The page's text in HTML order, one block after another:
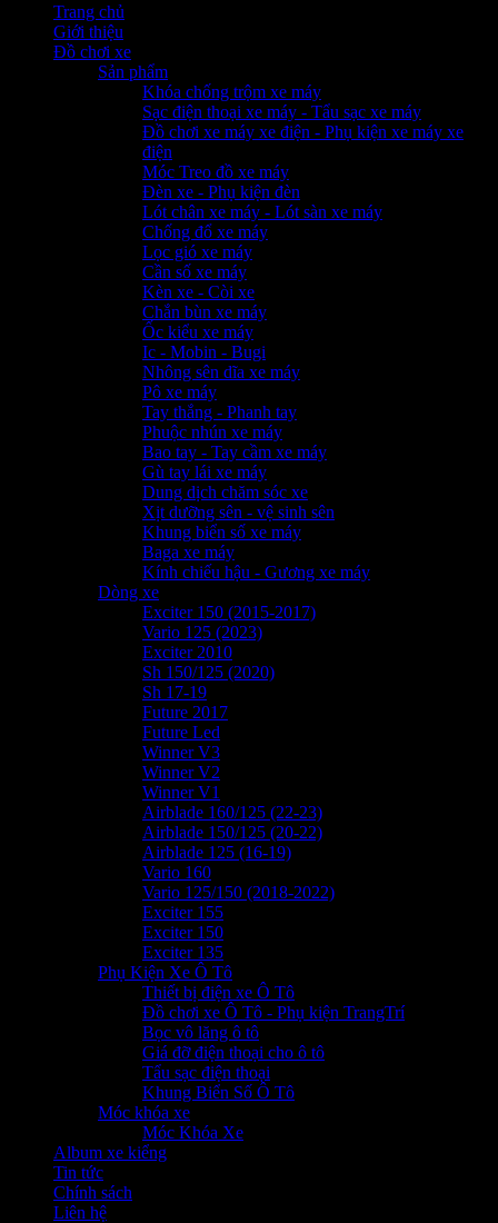
Trang chủ
Giới thiệu
Đồ chơi xe
Sản phẩm
Khóa chống trộm xe máy
Sạc điện thoại xe máy - Tẩu sạc xe máy
Đồ chơi xe máy xe điện - Phụ kiện xe máy xe
điện
Móc Treo đồ xe máy
Đèn xe - Phụ kiện đèn
Lót chân xe máy - Lót sàn xe máy
Chống đổ xe máy
Lọc gió xe máy
Cần số xe máy
Kèn xe - Còi xe
Chắn bùn xe máy
Ốc kiểu xe máy
Ic - Mobin - Bugi
Nhông sên dĩa xe máy
Pô xe máy
Tay thắng - Phanh tay
Phuộc nhún xe máy
Bao tay - Tay cầm xe máy
Gù tay lái xe máy
Dung dịch chăm sóc xe
Xịt dưỡng sên - vệ sinh sên
Khung biển số xe máy
Baga xe máy
Kính chiếu hậu - Gương xe máy
Dòng xe
Exciter 150 (2015-2017)
Vario 125 (2023)
Exciter 2010
Sh 150/125 (2020)
Sh 17-19
Future 2017
Future Led
Winner V3
Winner V2
Winner V1
Airblade 160/125 (22-23)
Airblade 150/125 (20-22)
Airblade 125 (16-19)
Vario 160
Vario 125/150 (2018-2022)
Exciter 155
Exciter 150
Exciter 135
Phụ Kiện Xe Ô Tô
Thiết bị điện xe Ô Tô
Đồ chơi xe Ô Tô - Phụ kiện TrangTrí
Bọc vô lăng ô tô
Giá đỡ điện thoại cho ô tô
Tẩu sạc điện thoại
Khung Biển Số Ô Tô
Móc khóa xe
Móc Khóa Xe
Album xe kiểng
Tin tức
Chính sách
Liên hệ